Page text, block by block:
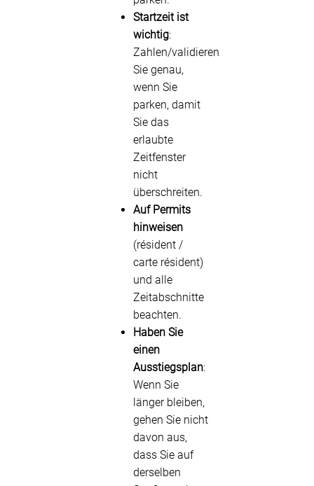
Startzeit ist
wichtig:
Zahlen/validieren
Sie genau,
wenn Sie
parken, damit
Sie das
erlaubte
Zeitfenster
nicht
überschreiten.
Auf Permits
hinweisen
(résident /
carte résident)
und alle
Zeitabschnitte
beachten.
Haben Sie
einen
Ausstiegsplan:
Wenn Sie
länger bleiben,
gehen Sie nicht
davon aus,
dass Sie auf
derselben